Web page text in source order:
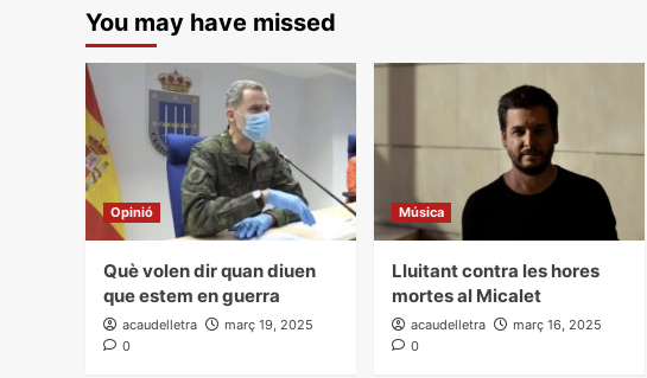
You may have missed
Opinió
Què volen dir quan diuen
que estem en guerra
acaudelletra
març 19, 2025
0
Música
Lluitant contra les hores
mortes al Micalet
acaudelletra
març 16, 2025
0